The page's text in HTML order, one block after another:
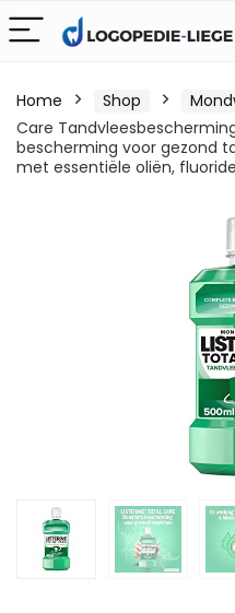
Home Shop
Care
bescherming voor gezond
met essentiële oliën,